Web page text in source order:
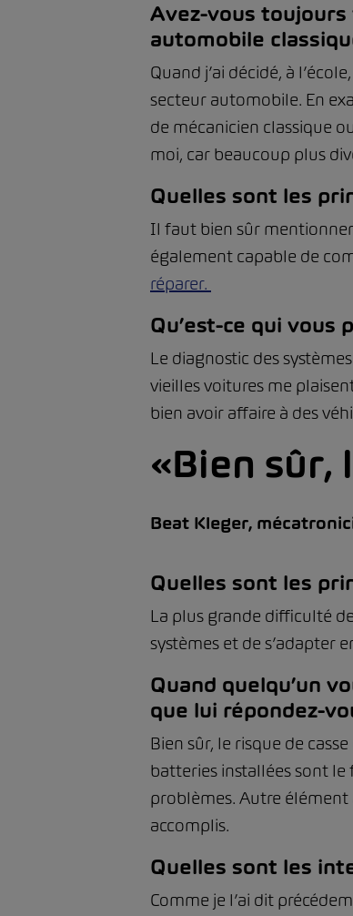
Avez-vous
automobile
Quand j’ai décidé, à
secteur automobile. En
de mécanicien classique
moi, car beaucoup plus
Quelles sont les
Il faut bien sûr
également capable de
réparer.
Qu’est-ce qui vous
Le diagnostic des
vieilles voitures me
bien avoir affaire à des
Bien sûr,
Beat Kleger,
Quelles sont les
La plus grande difficulté
systèmes et de s’adapter
Quand quelqu’un
que lui répondez-
Bien sûr, le risque de
batteries installées sont
problèmes. Autre élément
accomplis.
Quelles sont les
Comme je l’ai dit